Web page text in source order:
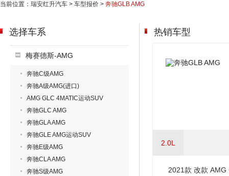
当前位置： 瑞安红升汽车 > 车型报价 > 奔驰GLB AMG
选择车系
梅赛德斯-AMG
奔驰C级AMG
奔驰A级AMG(进口)
AMG GLC 4MATIC运动SUV
奔驰GLC AMG
奔驰GLA AMG
奔驰GLE AMG运动SUV
奔驰E级AMG
奔驰CLA AMG
奔驰S级AMG
热销车型
2.0L
2021款 改款 AMG